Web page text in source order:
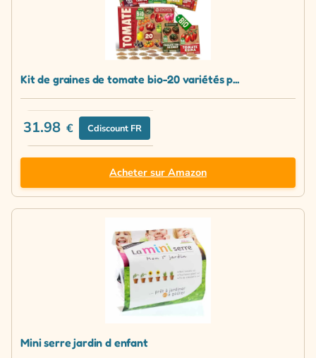
Kit de graines de tomate bio-20 variétés p...
31.98 € Cdiscount FR
Acheter sur Amazon
Mini serre jardin d enfant